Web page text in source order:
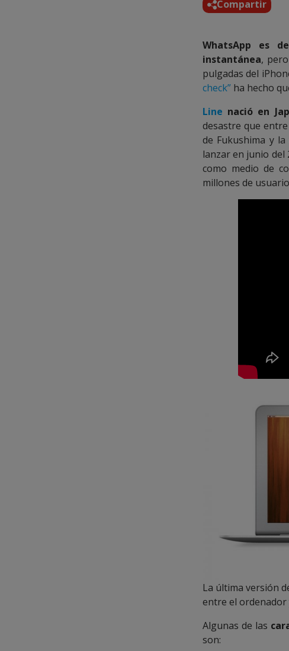
Compartir
WhatsApp es
instantánea,
pulgadas del
check” ha hecho
Line nació en
desastre que
de Fukushima y
lanzar en junio del
como medio de
millones de
La última versión
entre el ordenador
Algunas de las
son: